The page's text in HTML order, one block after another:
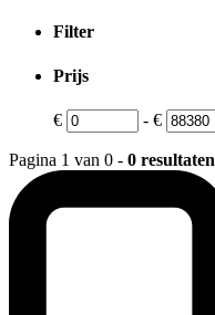
Filter
Prijs
€ - €
Pagina 1 van 0 - 0 resultaten